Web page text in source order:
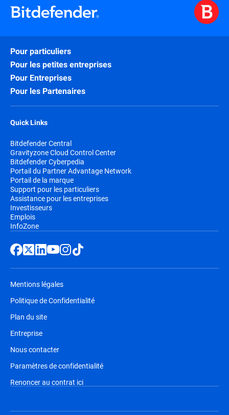
Pour particuliers
Pour les petites entreprises
Pour Entreprises
Pour les Partenaires
Quick Links
Bitdefender Central
Gravityzone Cloud Control Center
Bitdefender Cyberpedia
Portail du Partner Advantage Network
Portail de la marque
Support pour les particuliers
Assistance pour les entreprises
Investisseurs
Emplois
InfoZone
Mentions légales
Politique de Confidentialité
Plan du site
Entreprise
Nous contacter
Paramètres de confidentialité
Renoncer au contrat ici